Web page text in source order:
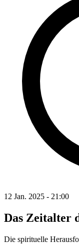
12 Jan. 2025 - 21:00
Das Zeitalter
Die spirituelle